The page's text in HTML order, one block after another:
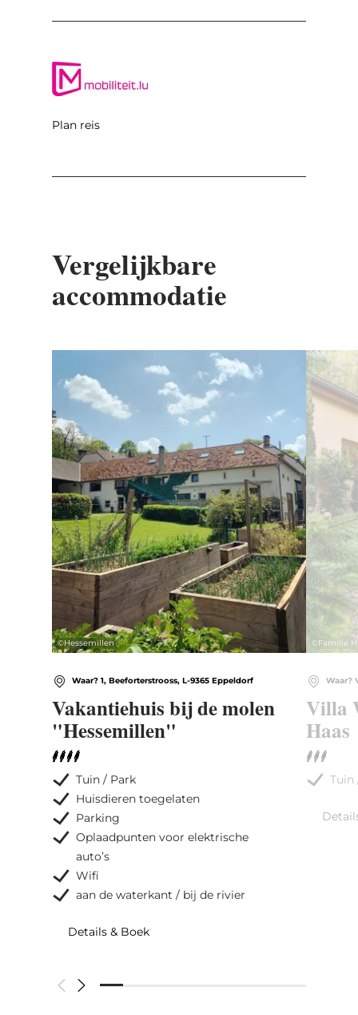
Plan reis
Vergelijkbare
accommodatie
©Hessemillen
Waar? 1, Beeforterstrooss, L-9365 Eppeldorf
Vakantiehuis bij de molen
"Hessemillen"
Tuin / Park
Huisdieren toegelaten
Parking
Oplaadpunten voor elektrische
auto’s
Wifi
aan de waterkant / bij de rivier
Details & Boek
Details & Boek
©Familie
Waar?
Villa
Haas
Tuin